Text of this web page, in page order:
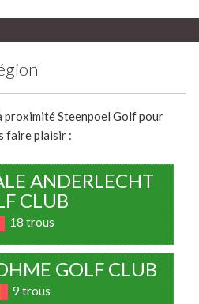
proximité Steenpoel Golf pour
faire plaisir :
ANDERLECHT
CLUB
18 trous
GOLF CLUB
9 trous